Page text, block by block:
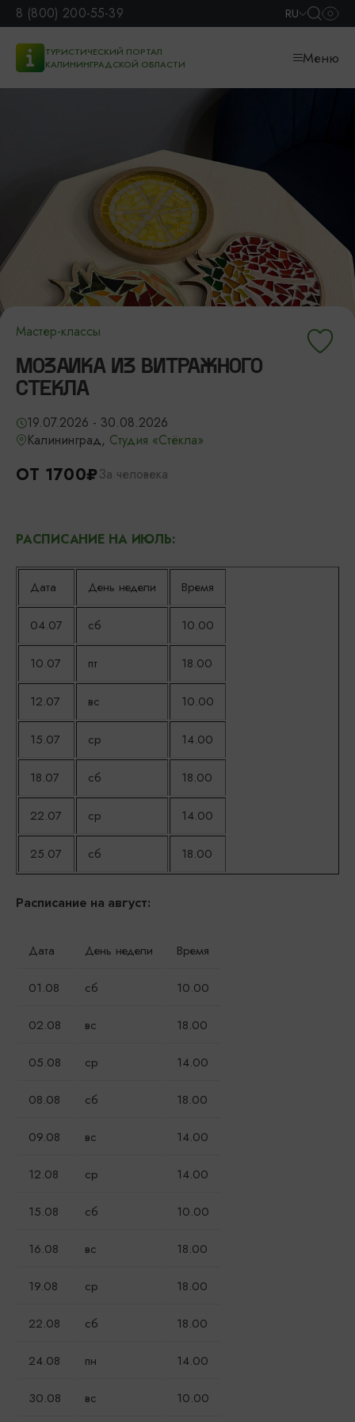
8 (800) 200-55-39 RU
ТУРИСТИЧЕСКИЙ ПОРТАЛ
КАЛИНИНГРАДСКОЙ ОБЛАСТИ
Меню
Мастер-классы
МОЗАИКА ИЗ ВИТРАЖНОГО
СТЕКЛА
19.07.2026 - 30.08.2026
Калининград, Студия «Стёкла»
ОТ 1700₽За человека
РАСПИСАНИЕ НА ИЮЛЬ:
Дата День недели Время
04.07 сб 10.00
10.07 пт 18.00
12.07 вс 10.00
15.07 ср 14.00
18.07 сб 18.00
22.07 ср 14.00
25.07 сб 18.00
Расписание на август:
Дата День недели Время
01.08 сб 10.00
02.08 вс 18.00
05.08 ср 14.00
08.08 сб 18.00
09.08 вс 14.00
12.08 ср 14.00
15.08 сб 10.00
16.08 вс 18.00
19.08 ср 18.00
22.08 сб 18.00
24.08 пн 14.00
30.08 вс 10.00